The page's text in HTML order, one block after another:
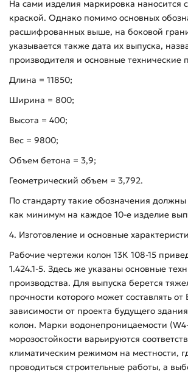
На сами изделия маркировка наносится
краской. Однако помимо основных
расшифрованных выше, на боковой
указывается также дата их выпуска,
производителя и основные технические
Длина = 11850;
Ширина = 800;
Высота = 400;
Вес = 9800;
Объем бетона = 3,9;
Геометрический объем = 3,792.
По стандарту такие обозначения
как минимум на каждое 10-е изделие
4. Изготовление и основные
Рабочие чертежи колон 13К 108-15
1.424.1-5. Здесь же указаны основные
производства. Для выпуска берется
прочности которого может составлять от
зависимости от проекта будущего
колон. Марки водонепроницаемости
морозостойкости варьируются
климатическим режимом на местности,
проводиться строительные работы, а